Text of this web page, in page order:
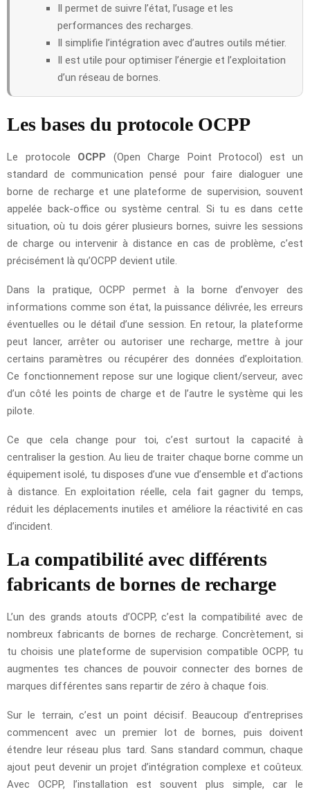
Il permet de suivre l’état, l’usage et les
performances des recharges.
Il simplifie l’intégration avec d’autres outils métier.
Il est utile pour optimiser l’énergie et l’exploitation
d’un réseau de bornes.
Les bases du protocole OCPP
Le protocole OCPP (Open Charge Point Protocol) est un
standard de communication pensé pour faire dialoguer une
borne de recharge et une plateforme de supervision, souvent
appelée back-office ou système central. Si tu es dans cette
situation, où tu dois gérer plusieurs bornes, suivre les sessions
de charge ou intervenir à distance en cas de problème, c’est
précisément là qu’OCPP devient utile.
Dans la pratique, OCPP permet à la borne d’envoyer des
informations comme son état, la puissance délivrée, les erreurs
éventuelles ou le détail d’une session. En retour, la plateforme
peut lancer, arrêter ou autoriser une recharge, mettre à jour
certains paramètres ou récupérer des données d’exploitation.
Ce fonctionnement repose sur une logique client/serveur, avec
d’un côté les points de charge et de l’autre le système qui les
pilote.
Ce que cela change pour toi, c’est surtout la capacité à
centraliser la gestion. Au lieu de traiter chaque borne comme un
équipement isolé, tu disposes d’une vue d’ensemble et d’actions
à distance. En exploitation réelle, cela fait gagner du temps,
réduit les déplacements inutiles et améliore la réactivité en cas
d’incident.
La compatibilité avec différents
fabricants de bornes de recharge
L’un des grands atouts d’OCPP, c’est la compatibilité avec de
nombreux fabricants de bornes de recharge. Concrètement, si
tu choisis une plateforme de supervision compatible OCPP, tu
augmentes tes chances de pouvoir connecter des bornes de
marques différentes sans repartir de zéro à chaque fois.
Sur le terrain, c’est un point décisif. Beaucoup d’entreprises
commencent avec un premier lot de bornes, puis doivent
étendre leur réseau plus tard. Sans standard commun, chaque
ajout peut devenir un projet d’intégration complexe et coûteux.
Avec OCPP, l’installation est souvent plus simple, car le